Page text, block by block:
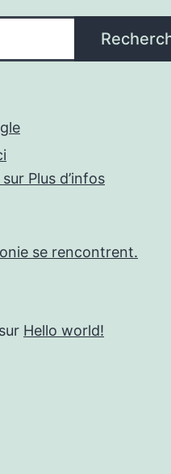
Plus d’infos
se rencontrent.
sur Hello world!